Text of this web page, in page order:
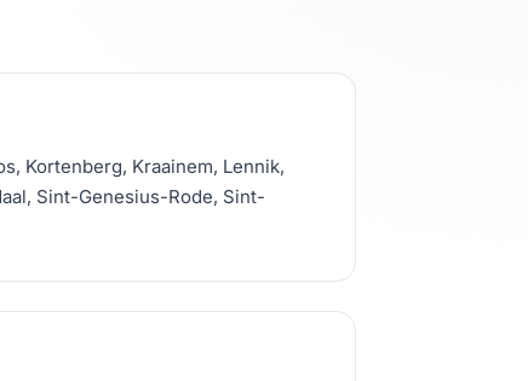
Kortenberg, Kraainem, Lennik,
Sint-Genesius-Rode, Sint-